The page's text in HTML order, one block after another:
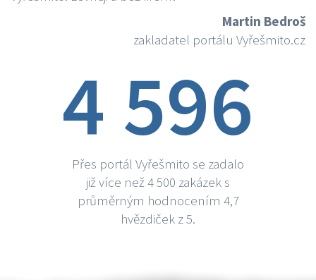
Martin Bedroš
zakladatel portálu Vyřešmito.cz
4 596
Přes portál Vyřešmito se zadalo
již více než 4 500 zakázek s
průměrným hodnocením 4,7
hvězdiček z 5.